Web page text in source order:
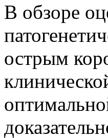
В обзоре
острым